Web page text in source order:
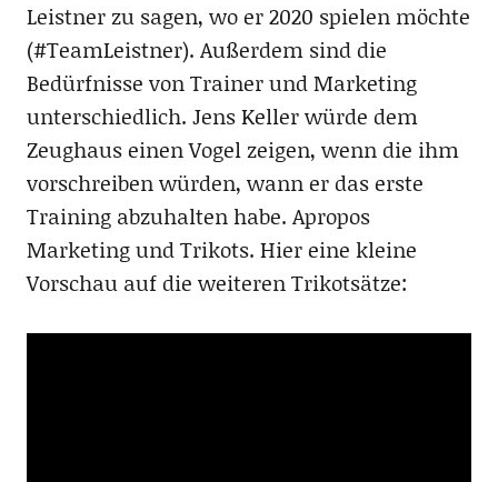
Leistner zu sagen, wo er 2020 spielen möchte
(#TeamLeistner). Außerdem sind die
Bedürfnisse von Trainer und Marketing
unterschiedlich. Jens Keller würde dem
Zeughaus einen Vogel zeigen, wenn die ihm
vorschreiben würden, wann er das erste
Training abzuhalten habe. Apropos
Marketing und Trikots. Hier eine kleine
Vorschau auf die weiteren Trikotsätze: